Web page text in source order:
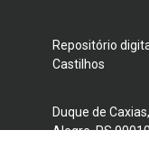
Repositório
Castilhos
Duque de
Alegre, RS